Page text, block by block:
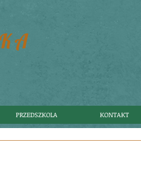
PRZEDSZKOLA KONTAKT